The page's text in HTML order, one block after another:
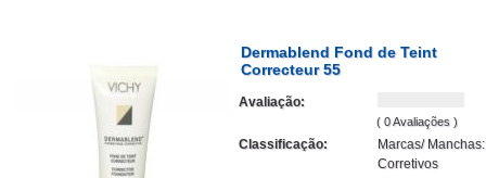
Dermablend Fond de Teint
Correcteur 55
Avaliação:
( 0 Avaliações )
Classificação:
Marcas/ Manchas:
Corretivos